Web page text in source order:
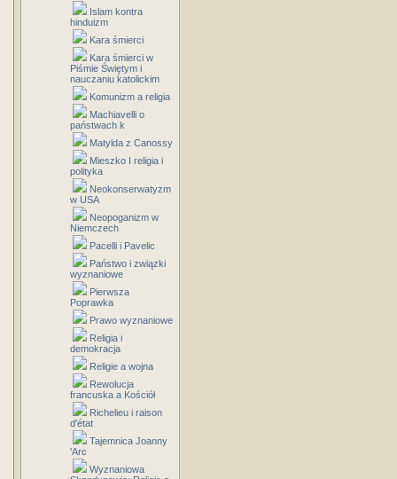
Islam kontra
hinduizm
Kara śmierci
Kara śmierci w
Piśmie Świętym i
nauczaniu katolickim
Komunizm a religia
Machiavelli o
państwach k
Matylda z Canossy
Mieszko I religia i
polityka
Neokonserwatyzm
w USA
Neopoganizm w
Niemczech
Pacelli i Pavelic
Państwo i związki
wyznaniowe
Pierwsza
Poprawka
Prawo wyznaniowe
Religia i
demokracja
Religie a wojna
Rewolucja
francuska a Kościół
Richelieu i raison
d'état
Tajemnica Joanny
'Arc
Wyznaniowa